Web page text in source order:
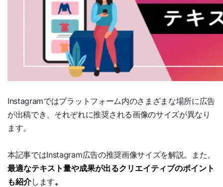
Instagramではプラットフォーム内のさまざまな場所に広告
が出稿でき、それぞれに推奨される画像のサイズが異なり
ます。
本記事ではInstagram広告の推奨画像サイズを解説。また、
最適なテキスト量や成果が出るクリエイティブのポイント
も紹介します。